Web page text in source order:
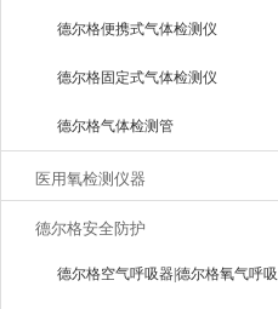
德尔格便携式气体检测仪
德尔格固定式气体检测仪
德尔格气体检测管
医用氧检测仪器
德尔格安全防护
德尔格空气呼吸器|德尔格氧气呼吸